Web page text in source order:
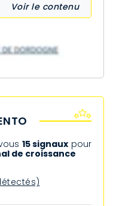
Voir le contenu
15 signaux pour
de croissance